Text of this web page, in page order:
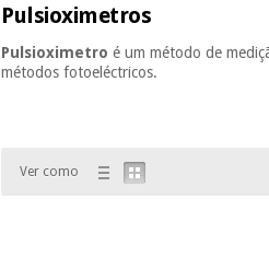
Pulsioximetros
Pulsioximetro é um método de
métodos fotoeléctricos.
Ver como